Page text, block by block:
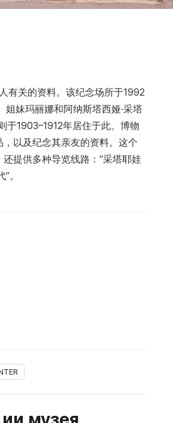
有关的资料。该纪念场所于1992
妹玛丽娜和阿纳斯塔西娅·采塔
于1903–1912年居住于此。博物
以及纪念其亲友的资料。这个
提供多种导览线路：“采塔耶娃
。